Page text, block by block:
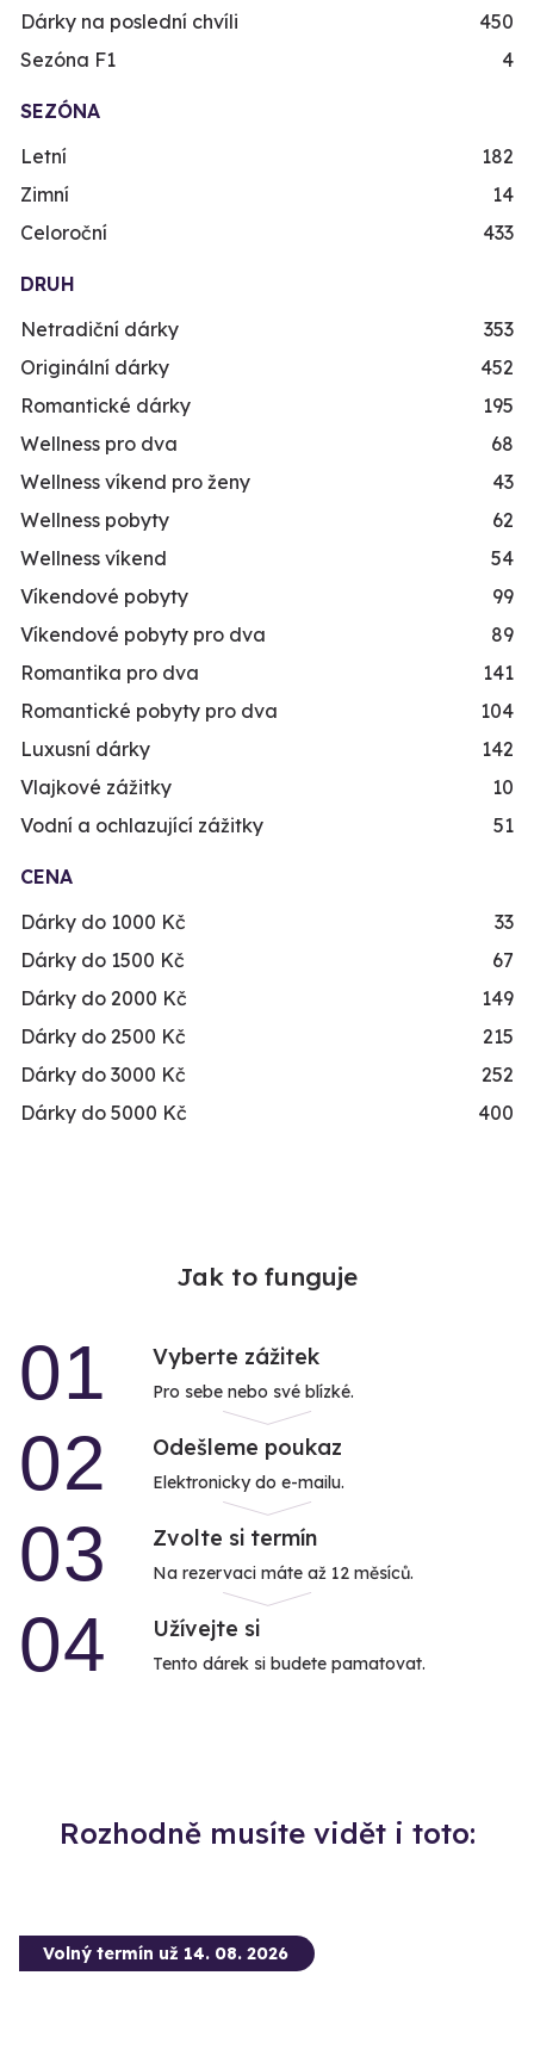
Dárky na poslední chvíli
450
Sezóna F1
4
SEZÓNA
Letní
182
Zimní
14
Celoroční
433
DRUH
Netradiční dárky
353
Originální dárky
452
Romantické dárky
195
Wellness pro dva
68
Wellness víkend pro ženy
43
Wellness pobyty
62
Wellness víkend
54
Víkendové pobyty
99
Víkendové pobyty pro dva
89
Romantika pro dva
141
Romantické pobyty pro dva
104
Luxusní dárky
142
Vlajkové zážitky
10
Vodní a ochlazující zážitky
51
CENA
Dárky do 1000 Kč
33
Dárky do 1500 Kč
67
Dárky do 2000 Kč
149
Dárky do 2500 Kč
215
Dárky do 3000 Kč
252
Dárky do 5000 Kč
400
Jak to funguje
01 Vyberte zážitek
Pro sebe nebo své blízké.
02 Odešleme poukaz
Elektronicky do e-mailu.
03 Zvolte si termín
Na rezervaci máte až 12 měsíců.
04 Užívejte si
Tento dárek si budete pamatovat.
Rozhodně musíte vidět i toto:
Volný termín už 14. 08. 2026